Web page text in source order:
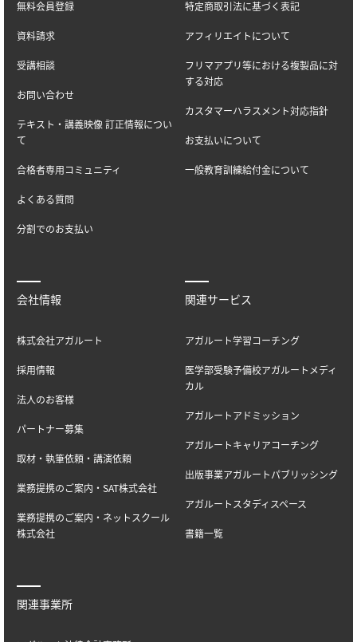
無料会員登録
資料請求
受講相談
お問い合わせ
テキスト・講義映像 訂正情報につい
て
合格者専用コミュニティ
よくある質問
分割でのお支払い
特定商取引法に基づく表記
アフィリエイトについて
フリマアプリ等における複製品に対
する対応
カスタマーハラスメント対応指針
お支払いについて
一般教育訓練給付金について
会社情報
株式会社アガルート
採用情報
法人のお客様
パートナー募集
取材・執筆依頼・講演依頼
業務提携のご案内・SAT株式会社
業務提携のご案内・ネットスクール
株式会社
関連サービス
アガルート学習コーチング
医学部受験予備校アガルートメディ
カル
アガルートアドミッション
アガルートキャリアコーチング
出版事業アガルートパブリッシング
アガルートスタディスペース
書籍一覧
関連事業所